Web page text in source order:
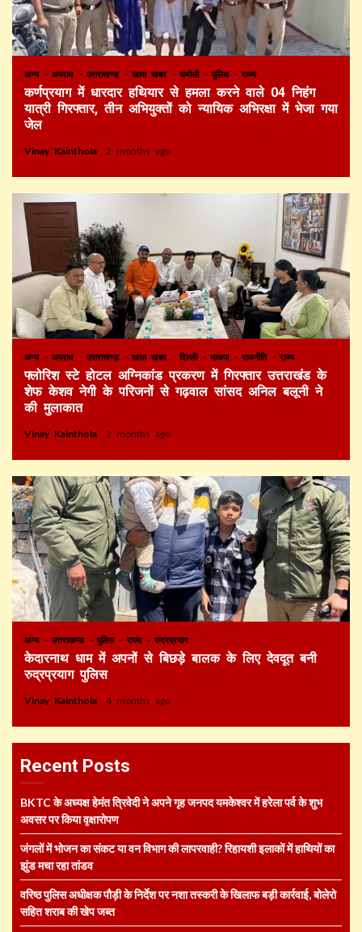
अन्य अपराध उत्तराखण्ड खास खबर चमोली पुलिस राज्य
कर्णप्रयाग में धारदार हथियार से हमला करने वाले 04 निहंग
यात्री गिरफ्तार, तीन अभियुक्तों को न्यायिक अभिरक्षा में भेजा गया
जेल
Vinay Kainthola 2 months ago
अन्य अपराध उत्तराखण्ड खास खबर दिल्ली भाजपा राजनीति राज्य
फ्लोरिश स्टे होटल अग्निकांड प्रकरण में गिरफ्तार उत्तराखंड के
शेफ केशव नेगी के परिजनों से गढ़वाल सांसद अनिल बलूनी ने
की मुलाकात
Vinay Kainthola 2 months ago
अन्य उत्तराखण्ड पुलिस राज्य रुद्रप्रयाग
केदारनाथ धाम में अपनों से बिछड़े बालक के लिए देवदूत बनी
रुद्रप्रयाग पुलिस
Vinay Kainthola 4 months ago
Recent Posts
BKTC के अध्यक्ष हेमंत त्रिवेदी ने अपने गृह जनपद यमकेश्वर में हरेला पर्व के शुभ
अवसर पर किया वृक्षारोपण
जंगलों में भोजन का संकट या वन विभाग की लापरवाही? रिहायशी इलाकों में हाथियों का
झुंड मचा रहा तांडव
वरिष्ठ पुलिस अधीक्षक पौड़ी के निर्देश पर नशा तस्करी के खिलाफ बड़ी कार्रवाई, बोलेरो
सहित शराब की खेप जब्त